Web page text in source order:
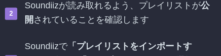
Soundiizが読み取れるよう、プレイリストが公
開 されていることを確認します
Soundiizで「プレイリストをインポートす